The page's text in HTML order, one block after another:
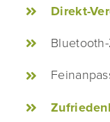
Direkt-